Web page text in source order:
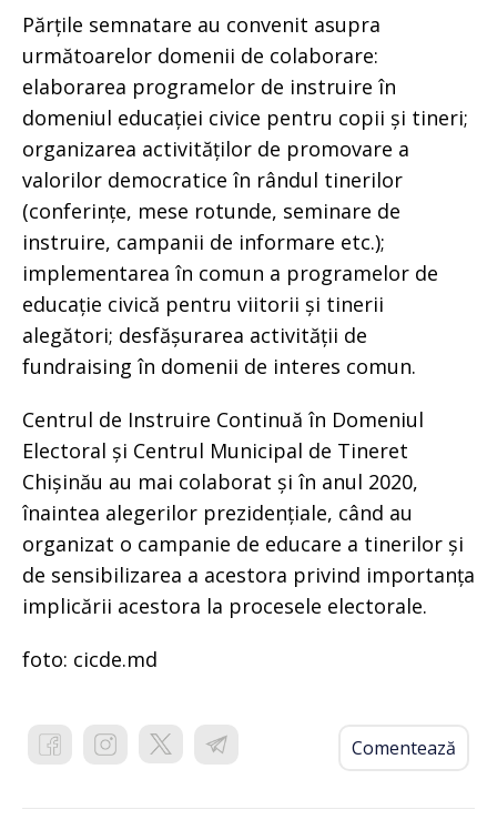
Părțile semnatare au convenit asupra
următoarelor domenii de colaborare:
elaborarea programelor de instruire în
domeniul educației civice pentru copii și tineri;
organizarea activităților de promovare a
valorilor democratice în rândul tinerilor
(conferințe, mese rotunde, seminare de
instruire, campanii de informare etc.);
implementarea în comun a programelor de
educație civică pentru viitorii și tinerii
alegători; desfășurarea activității de
fundraising în domenii de interes comun.
Centrul de Instruire Continuă în Domeniul
Electoral și Centrul Municipal de Tineret
Chișinău au mai colaborat și în anul 2020,
înaintea alegerilor prezidențiale, când au
organizat o campanie de educare a tinerilor și
de sensibilizarea a acestora privind importanța
implicării acestora la procesele electorale.
foto: cicde.md
Comentează